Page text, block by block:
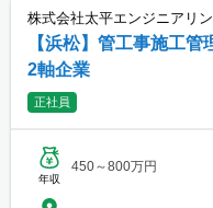
株式会社太平エンジニアリ
【浜松】管工事施工
2軸企業
正社員
年収
450～800万円